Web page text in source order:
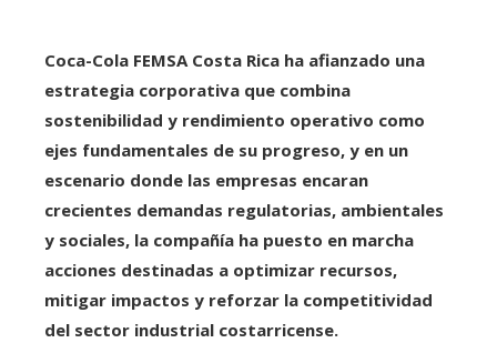
Coca-Cola FEMSA Costa Rica ha afianzado una
estrategia corporativa que combina
sostenibilidad y rendimiento operativo como
ejes fundamentales de su progreso, y en un
escenario donde las empresas encaran
crecientes demandas regulatorias, ambientales
y sociales, la compañía ha puesto en marcha
acciones destinadas a optimizar recursos,
mitigar impactos y reforzar la competitividad
del sector industrial costarricense.